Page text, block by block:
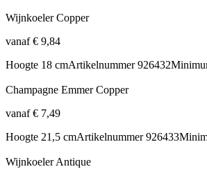
Wijnkoeler Copper
vanaf€ 9,84
Hoogte 18 cmArtikelnummer926432
Champagne Emmer Copper
vanaf€ 7,49
Hoogte 21,5 cmArtikelnummer926433
Wijnkoeler Antique